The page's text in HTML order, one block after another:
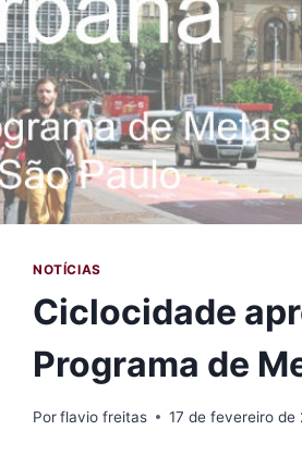
NOTÍCIAS
Ciclocidade
Programa de
Porflavio freitas 17 de fevereiro de